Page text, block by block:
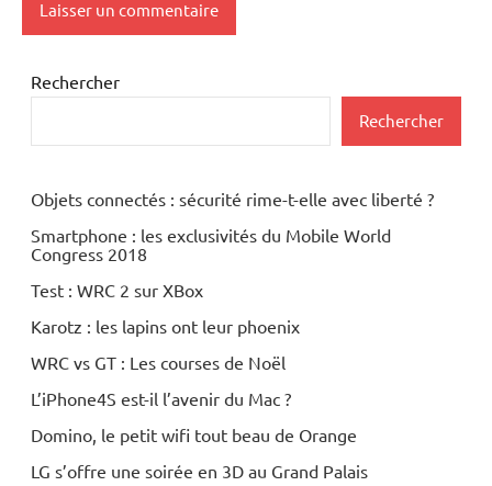
Rechercher
Rechercher
Objets connectés : sécurité rime-t-elle avec liberté ?
Smartphone : les exclusivités du Mobile World
Congress 2018
Test : WRC 2 sur XBox
Karotz : les lapins ont leur phoenix
WRC vs GT : Les courses de Noël
L’iPhone4S est-il l’avenir du Mac ?
Domino, le petit wifi tout beau de Orange
LG s’offre une soirée en 3D au Grand Palais